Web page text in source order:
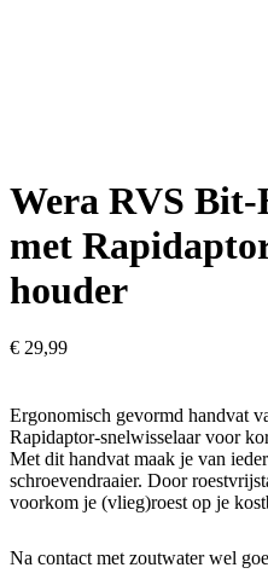
Wera RVS
met
houder
€ 29,99
Ergonomisch gevormd handvat
Rapidaptor-snelwisselaar voor
Met dit handvat maak je van
schroevendraaier. Door
voorkom je (vlieg)roest op je
Na contact met zoutwater wel